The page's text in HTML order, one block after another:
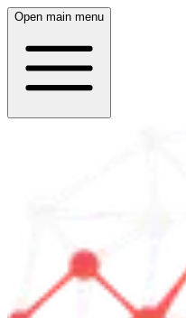
Open main menu